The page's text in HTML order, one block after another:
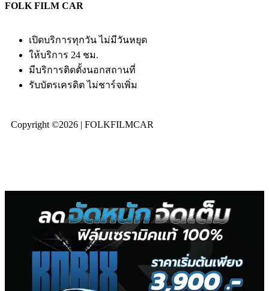
FOLK FILM CAR
เปิดบริการทุกวัน ไม่มีวันหยุด
ให้บริการ 24 ชม.
มีบริการติดตั้งนอกสถานที่
รับบัตรเครดิต ไม่ชาร์จเพิ่ม
Copyright ©2026 | FOLKFILMCAR